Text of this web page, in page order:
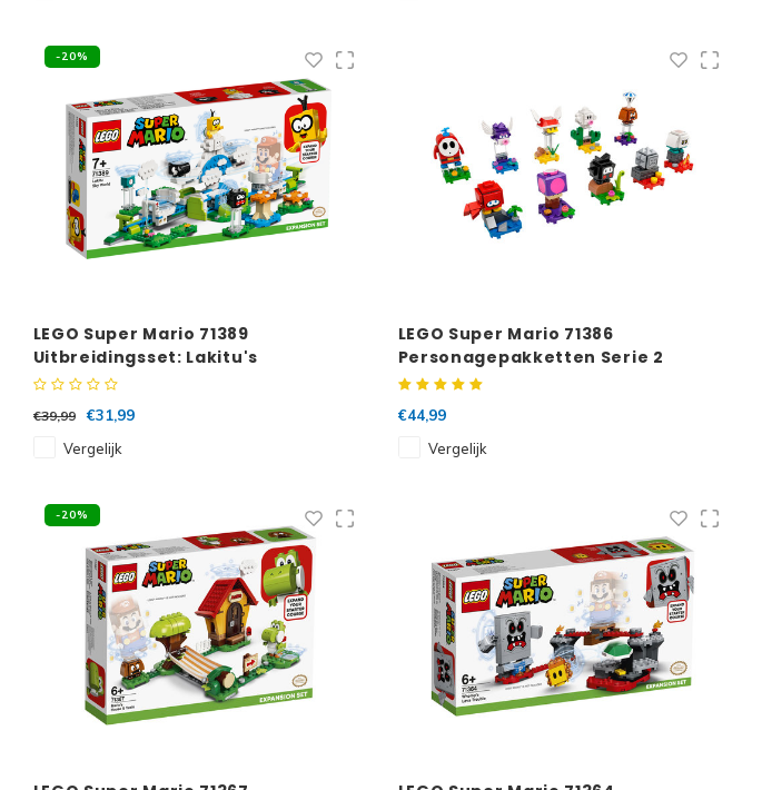
-20%
LEGO Super Mario 71389
Uitbreidingsset: Lakitu's
wolkenwereld
€39,99
€31,99
Vergelijk
LEGO Super Mario 71386
Personagepakketten Serie 2
Complete Serie
€44,99
Vergelijk
-20%